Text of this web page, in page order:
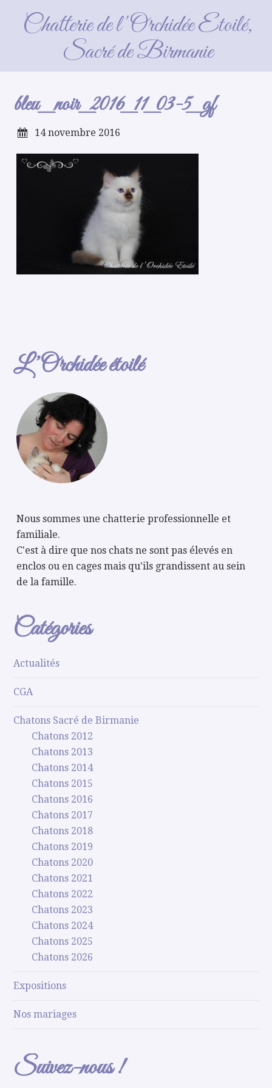
Chatterie de l'Orchidée Etoilé,
Sacré de Birmanie
bleu_noir_2016_11_03-5_gf
bleu_noir_2016_11_03-5_gf
14 novembre 2016
L’Orchidée étoilé
Nous sommes une chatterie professionnelle et
familiale.
C'est à dire que nos chats ne sont pas élevés en
enclos ou en cages mais qu'ils grandissent au sein
de la famille.
Catégories
Actualités
CGA
Chatons Sacré de Birmanie
Chatons 2012
Chatons 2013
Chatons 2014
Chatons 2015
Chatons 2016
Chatons 2017
Chatons 2018
Chatons 2019
Chatons 2020
Chatons 2021
Chatons 2022
Chatons 2023
Chatons 2024
Chatons 2025
Chatons 2026
Expositions
Nos mariages
Suivez-nous !